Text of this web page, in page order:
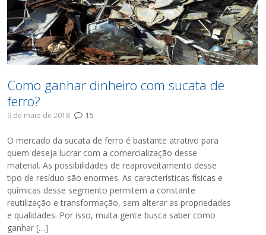
Como ganhar dinheiro com sucata de
ferro?
9 de maio de 2018 15
O mercado da sucata de ferro é bastante atrativo para
quem deseja lucrar com a comercialização desse
material. As possibilidades de reaproveitamento desse
tipo de resíduo são enormes. As características físicas e
químicas desse segmento permitem a constante
reutilização e transformação, sem alterar as propriedades
e qualidades. Por isso, muita gente busca saber como
ganhar […]